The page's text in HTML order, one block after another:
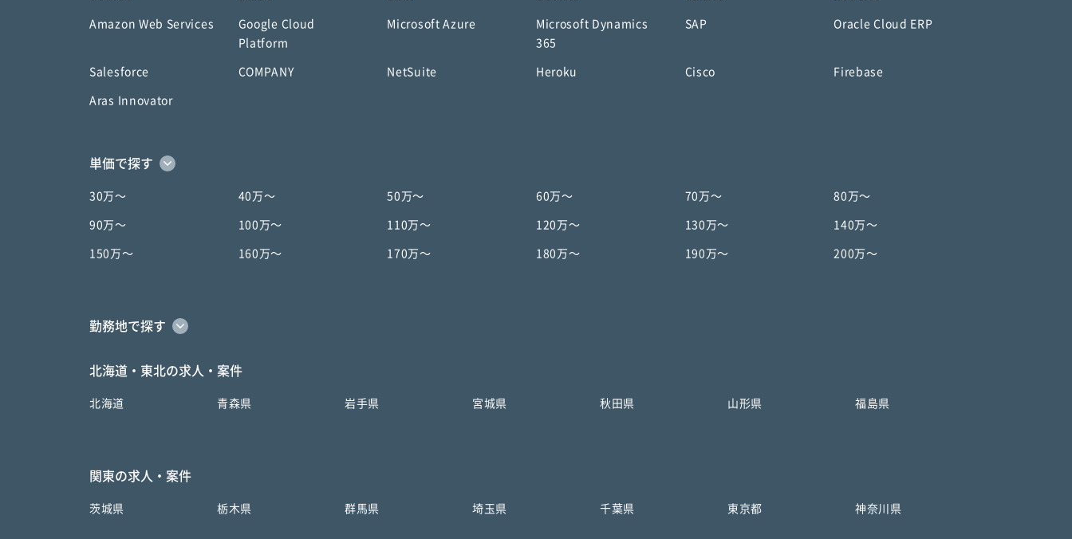
Amazon Web Services
Google Cloud
Platform
Microsoft Azure
Microsoft Dynamics
365
SAP Oracle Cloud ERP
Salesforce COMPANY NetSuite Heroku Cisco Firebase
Aras Innovator
単価で探す
30万〜 40万〜 50万〜 60万〜 70万〜 80万〜
90万〜 100万〜 110万〜 120万〜 130万〜 140万〜
150万〜 160万〜 170万〜 180万〜 190万〜 200万〜
勤務地で探す
北海道・東北の求人・案件
北海道 青森県 岩手県 宮城県 秋田県 山形県 福島県
関東の求人・案件
茨城県 栃木県 群馬県 埼玉県 千葉県 東京都 神奈川県